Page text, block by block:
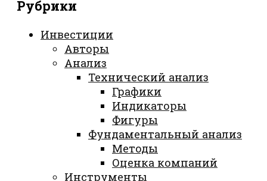
Рубрики
Инвестиции
Авторы
Анализ
Технический анализ
Графики
Индикаторы
Фигуры
Фундаментальный анализ
Методы
Оценка компаний
Инструменты